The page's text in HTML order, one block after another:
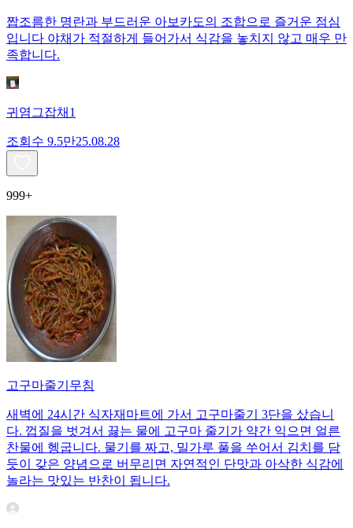
짭조름한 명란과 부드러운 아보카도의 조합으로 즐거운 점심
입니다 야채가 적절하게 들어가서 식감을 놓치지 않고 매우 만
족합니다.
귀염그잡채1
조회수 9.5만25.08.28
999+
고구마줄기무침
새벽에 24시간 식자재마트에 가서 고구마줄기 3단을 샀습니
다. 껍질을 벗겨서 끓는 물에 고구마 줄기가 약간 익으면 얼른
찬물에 헹굽니다. 물기를 짜고, 밀가루 풀을 쑤어서 김치를 담
듯이 갖은 양념으로 버무리면 자연적인 단맛과 아삭한 식감에
놀라는 맛있는 반찬이 됩니다.